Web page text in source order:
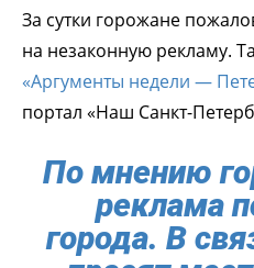
За сутки горожане
на незаконную рекламу.
«Аргументы недели —
портал «Наш Санкт-
По мнению
реклама
города. В